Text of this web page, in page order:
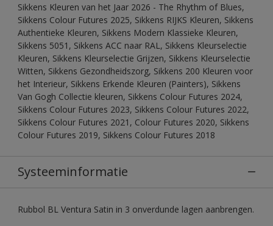
Sikkens Kleuren van het Jaar 2026 - The Rhythm of Blues,
Sikkens Colour Futures 2025, Sikkens RIJKS Kleuren, Sikkens
Authentieke Kleuren, Sikkens Modern Klassieke Kleuren,
Sikkens 5051, Sikkens ACC naar RAL, Sikkens Kleurselectie
Kleuren, Sikkens Kleurselectie Grijzen, Sikkens Kleurselectie
Witten, Sikkens Gezondheidszorg, Sikkens 200 Kleuren voor
het Interieur, Sikkens Erkende Kleuren (Painters), Sikkens
Van Gogh Collectie kleuren, Sikkens Colour Futures 2024,
Sikkens Colour Futures 2023, Sikkens Colour Futures 2022,
Sikkens Colour Futures 2021, Colour Futures 2020, Sikkens
Colour Futures 2019, Sikkens Colour Futures 2018
Systeeminformatie
Rubbol BL Ventura Satin in 3 onverdunde lagen aanbrengen.